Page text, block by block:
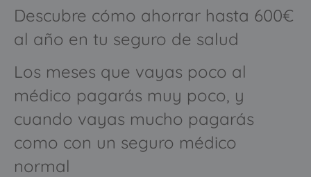
Descubre cómo ahorrar hasta 600€
al año en tu seguro de salud
Los meses que vayas poco al
médico pagarás muy poco, y
cuando vayas mucho pagarás
como con un seguro médico
normal